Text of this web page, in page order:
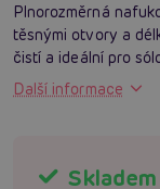
Plnorozměrná
těsnými otvory a
čistí a ideální pro
Další informace
Skladem